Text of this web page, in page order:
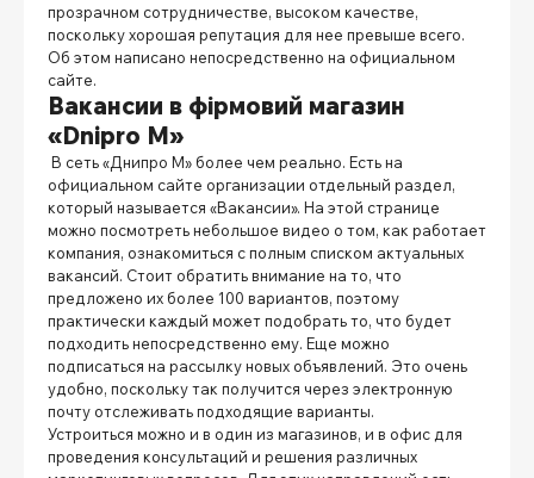
прозрачном сотрудничестве, высоком качестве,
поскольку хорошая репутация для нее превыше всего.
Об этом написано непосредственно на официальном
сайте.
Вакансии в фірмовий магазин
«Dnipro M»
В сеть «Днипро М» более чем реально. Есть на
официальном сайте организации отдельный раздел,
который называется «Вакансии». На этой странице
можно посмотреть небольшое видео о том, как работает
компания, ознакомиться с полным списком актуальных
вакансий. Стоит обратить внимание на то, что
предложено их более 100 вариантов, поэтому
практически каждый может подобрать то, что будет
подходить непосредственно ему. Еще можно
подписаться на рассылку новых объявлений. Это очень
удобно, поскольку так получится через электронную
почту отслеживать подходящие варианты.
Устроиться можно и в один из магазинов, и в офис для
проведения консультаций и решения различных